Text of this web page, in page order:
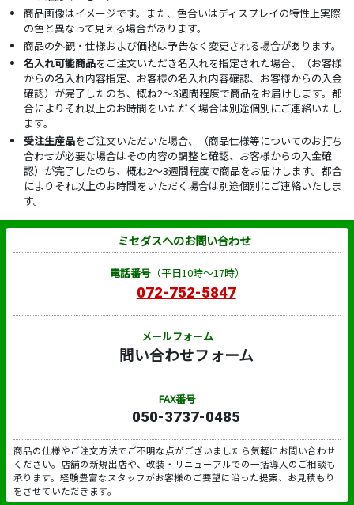
商品画像はイメージです。また、色合いはディスプレイの特性上実際
の色と異なって見える場合があります。
商品の外観・仕様および価格は予告なく変更される場合があります。
名入れ可能商品をご注文いただき名入れを指定された場合、（お客様
からの名入れ内容指定、お客様の名入れ内容確認、お客様からの入金
確認）が完了したのち、概ね2～3週間程度で商品をお届けします。都
合によりそれ以上のお時間をいただく場合は別途個別にご連絡いたし
ます。
受注生産品をご注文いただいた場合、（商品仕様等についてのお打ち
合わせが必要な場合はその内容の調整と確認、お客様からの入金確
認）が完了したのち、概ね2～3週間程度で商品をお届けします。都合
によりそれ以上のお時間をいただく場合は別途個別にご連絡いたしま
す。
ミセダスへのお問い合わせ
電話番号（平日10時～17時）
072-752-5847
メールフォーム
問い合わせフォーム
FAX番号
050-3737-0485
商品の仕様やご注文方法でご不明な点がございましたら気軽にお問い合わせ
ください。店舗の新規出店や、改装・リニューアルでの一括導入のご相談も
承ります。経験豊富なスタッフがお客様のご要望に沿った提案、お見積もり
をさせていただきます。